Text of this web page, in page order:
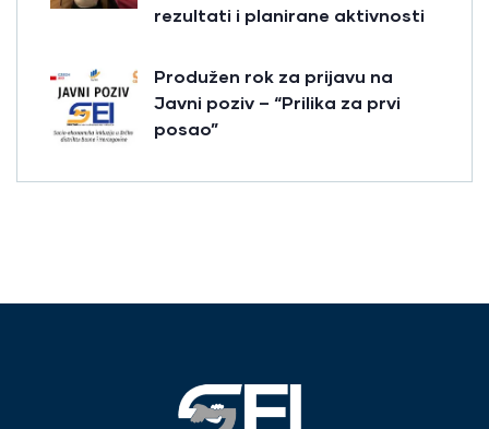
rezultati i planirane aktivnosti
Produžen rok za prijavu na
Javni poziv – “Prilika za prvi
posao”